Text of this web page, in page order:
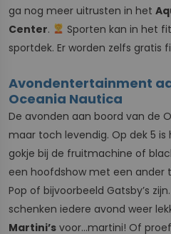
ga nog meer uitrusten in het
Center.
Sporten kan in het
sportdek. Er worden zelfs gratis
Avondentertainment
Oceania Nautica
De avonden aan boord van de
maar toch levendig. Op dek 5 is
gokje bij de fruitmachine of
een hoofdshow met een ander
Pop of bijvoorbeeld Gatsby’s
schenken iedere avond weer
Martini’s voor...martini! Of